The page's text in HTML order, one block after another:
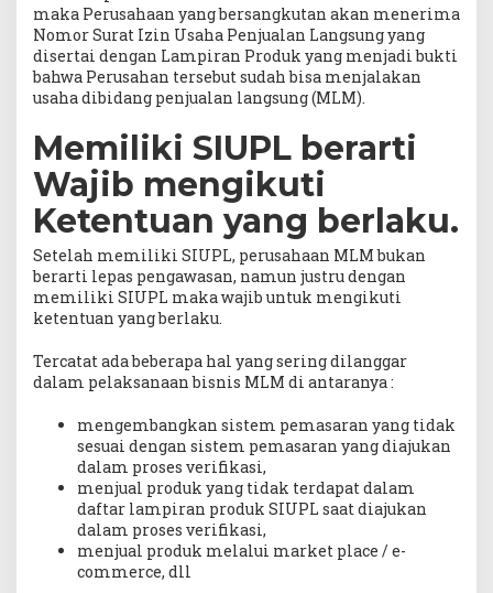
maka Perusahaan yang bersangkutan akan menerima
Nomor Surat Izin Usaha Penjualan Langsung yang
disertai dengan Lampiran Produk yang menjadi bukti
bahwa Perusahan tersebut sudah bisa menjalakan
usaha dibidang penjualan langsung (MLM).
Memiliki SIUPL berarti
Wajib mengikuti
Ketentuan yang berlaku.
Setelah memiliki SIUPL, perusahaan MLM bukan
berarti lepas pengawasan, namun justru dengan
memiliki SIUPL maka wajib untuk mengikuti
ketentuan yang berlaku.
Tercatat ada beberapa hal yang sering dilanggar
dalam pelaksanaan bisnis MLM di antaranya :
mengembangkan sistem pemasaran yang tidak
sesuai dengan sistem pemasaran yang diajukan
dalam proses verifikasi,
menjual produk yang tidak terdapat dalam
daftar lampiran produk SIUPL saat diajukan
dalam proses verifikasi,
menjual produk melalui market place / e-
commerce, dll